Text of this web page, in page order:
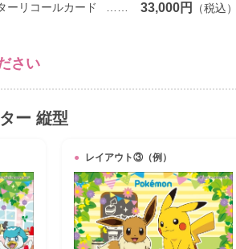
ーリコールカード 33,000円
さい
ー 縦型
レイアウト③（例）